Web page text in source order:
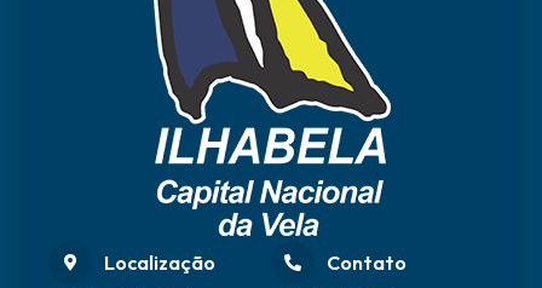
Localização Contato